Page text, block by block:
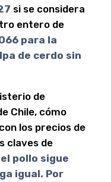
si se considera
entero de
para la
de cerdo sin
de
Chile, cómo
los precios de
claves de
pollo sigue
igual. Por